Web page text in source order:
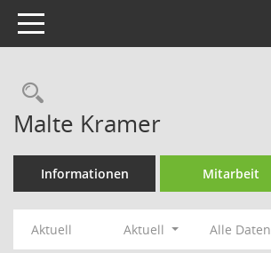
Toggle navigation
Rechercheauswahl
Malte Kramer
Informationen Mitarbeit
Aktuell Aktuell Alle Daten